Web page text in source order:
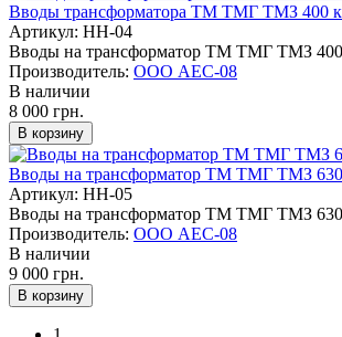
Вводы трансформатора ТМ ТМГ ТМЗ 400
Артикул: НН-04
Вводы на трансформатор ТМ ТМГ ТМЗ 400
Производитель: ООО АЕС-08
В наличии
8 000 грн.
Вводы на трансформатор ТМ ТМГ ТМЗ
Артикул: НН-05
Вводы на трансформатор ТМ ТМГ ТМЗ 630
Производитель: ООО АЕС-08
В наличии
9 000 грн.